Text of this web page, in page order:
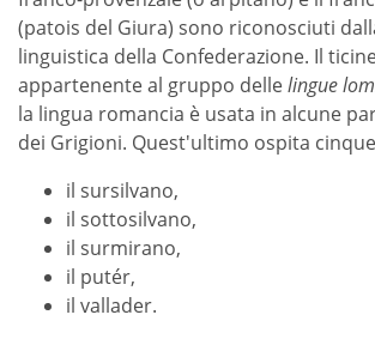
(patois del Giura) sono riconosciuti
linguistica della Confederazione. Il
appartenente al gruppo dellelingue
la lingua romancia è usata in alcune
dei Grigioni. Quest'ultimo ospita
il sursilvano,
il sottosilvano,
il surmirano,
il putér,
il vallader.